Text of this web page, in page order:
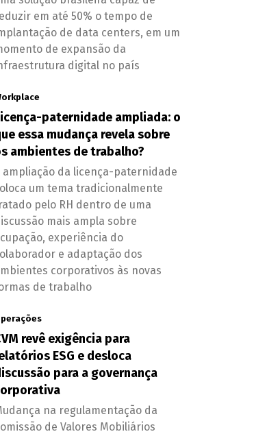
em até 50% o tempo de
de data centers, em um
de expansão da
digital no país
paternidade ampliada: o
essa mudança revela sobre
ambientes de trabalho?
ampliação da licença-paternidade
um tema tradicionalmente
pelo RH dentro de uma
mais ampla sobre
experiência do
e adaptação dos
corporativos às novas
de trabalho
revê exigência para
ESG e desloca
para a governança
na regulamentação da
de Valores Mobiliários